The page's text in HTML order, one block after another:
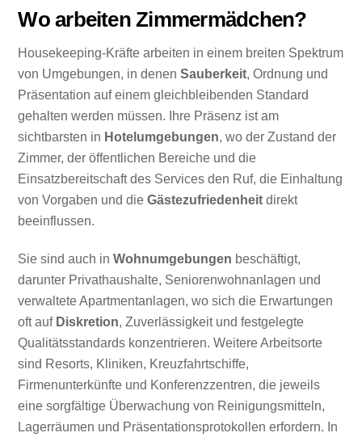
Wo arbeiten Zimmermädchen?
Housekeeping-Kräfte arbeiten in einem breiten Spektrum
von Umgebungen, in denenSauberkeit, Ordnung und
Präsentation auf einem gleichbleibenden Standard
gehalten werden müssen. Ihre Präsenz ist am
sichtbarsten in Hotelumgebungen, wo der Zustand der
Zimmer, der öffentlichen Bereiche und die
Einsatzbereitschaft des Services den Ruf, die Einhaltung
von Vorgaben und dieGästezufriedenheit direkt
beeinflussen.
Sie sind auch inWohnumgebungen beschäftigt,
darunter Privathaushalte, Seniorenwohnanlagen und
verwaltete Apartmentanlagen, wo sich die Erwartungen
oft auf Diskretion, Zuverlässigkeit und festgelegte
Qualitätsstandards konzentrieren. Weitere Arbeitsorte
sind Resorts, Kliniken, Kreuzfahrtschiffe,
Firmenunterkünfte und Konferenzzentren, die jeweils
eine sorgfältige Überwachung von Reinigungsmitteln,
Lagerräumen und Präsentationsprotokollen erfordern. In